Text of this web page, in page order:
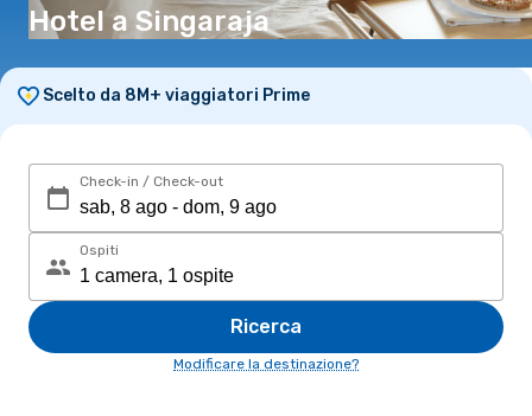
Hotel a Singaraja
Scelto da 8M+ viaggiatori Prime
Check-in / Check-out
Ospiti
Ricerca
Modificare la destinazione?